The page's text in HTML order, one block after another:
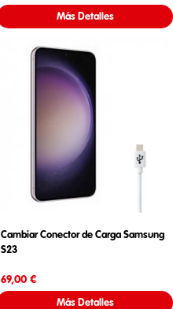
Más Detalles
Cambiar Conector de Carga Samsung
S23
69,00 €
Más Detalles